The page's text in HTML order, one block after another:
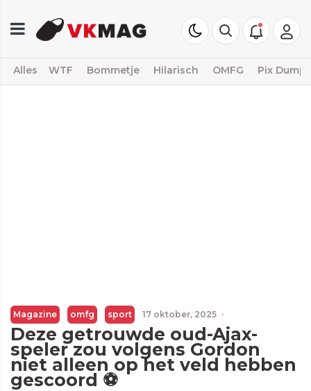
Alles WTF Bommetje Hilarisch OMFG Pix Dump
Magazine omfg sport 17 oktober, 2025 ·
Deze getrouwde oud-Ajax-
speler zou volgens Gordon
niet alleen op het veld hebben
gescoord ⚽️